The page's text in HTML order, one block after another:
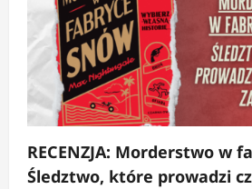
RECENZJA: Morderstwo w
Śledztwo, które prowadzi